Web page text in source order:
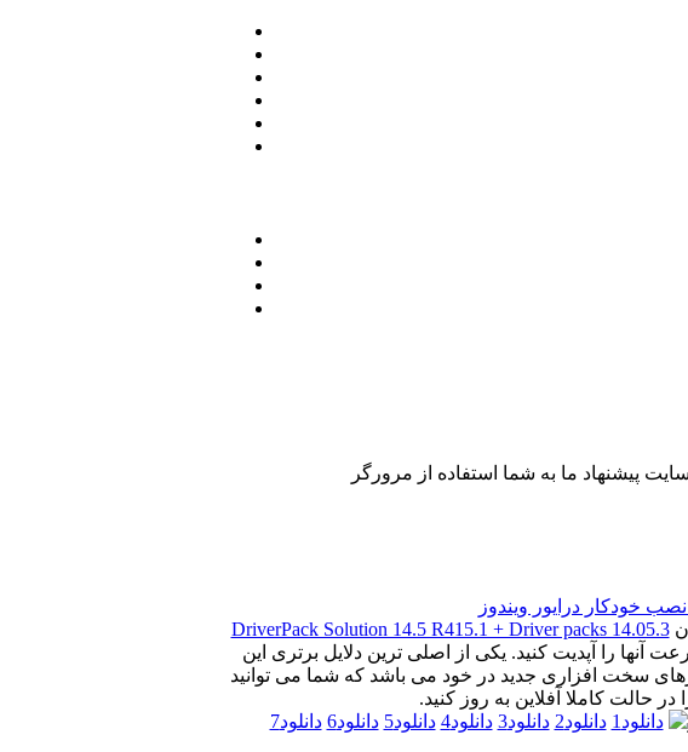
DriverPack Solution 14.5 R415.1 + Driver packs 14.05.3با داشتن کاملترین و جدیدترین درایورها در خود، به شما این امکان را می دهد تا بدون پیمودن
آنها را آپدیت کنید. یکی از اصلی ترین دلایل برتری این
سخت افزاری جدید در خود می باشد که شما می توانید
حالت کاملا آفلاین به روز کنید.
دانلود1
دانلود2 دانلود3 دانلود4 دانلود5 دانلود6 دانلود7